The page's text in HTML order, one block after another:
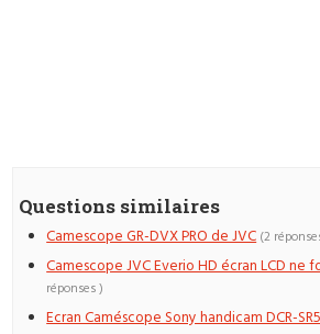
Questions similaires
Camescope GR-DVX PRO de JVC (2
Camescope JVC Everio HD écran LCD ne
réponses )
Ecran Caméscope Sony handicam DCR-